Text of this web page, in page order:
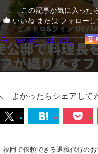
この記事が気に入った
いいね または フォローし
Follow @jimohack_f
よかったらシェアして
福岡で依頼できる退職代行の